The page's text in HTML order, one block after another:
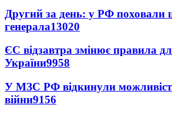
Другий за день: у РФ поховали
генерала13020
ЄС відзавтра змінює правила
України9958
У МЗС РФ відкинули
війни9156